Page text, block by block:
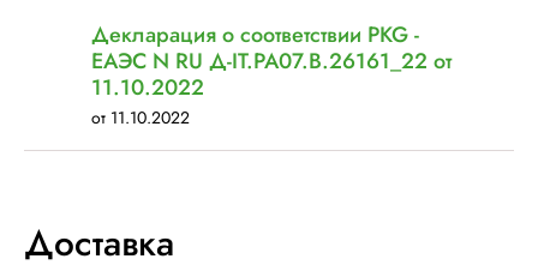
Декларация о соответствии PKG -
ЕАЭС N RU Д-IT.РА07.В.26161_22 от
11.10.2022
от 11.10.2022
Доставка